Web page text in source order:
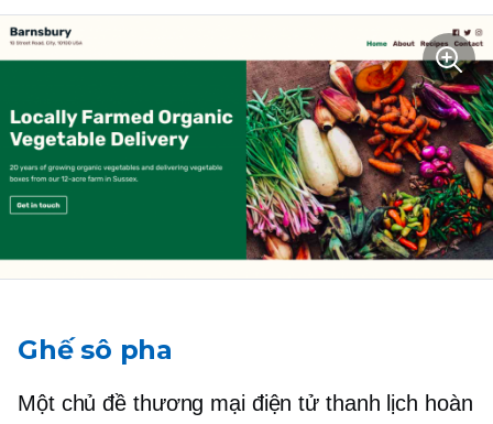
Ghế sô pha
Một chủ đề thương mại điện tử thanh lịch hoàn